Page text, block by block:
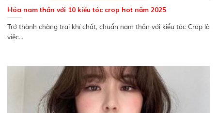
Hóa nam thần với 10 kiểu tóc crop hot năm 2025
Trở thành chàng trai khí chất, chuẩn nam thần với kiểu tóc Crop là
việc...